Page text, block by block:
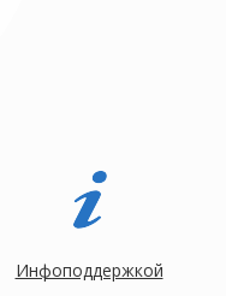
Инфоподдержкой